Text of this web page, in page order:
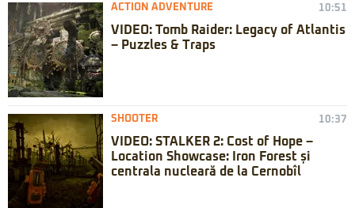
ACTION ADVENTURE 10:51
VIDEO: Tomb Raider: Legacy of Atlantis
– Puzzles & Traps
SHOOTER 10:37
VIDEO: STALKER 2: Cost of Hope –
Location Showcase: Iron Forest și
centrala nucleară de la Cernobîl